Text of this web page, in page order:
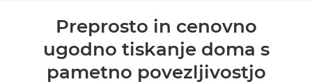
Tehnični podatki
Preprosto in cenovno
ugodno tiskanje doma s
pametno povezljivostjo